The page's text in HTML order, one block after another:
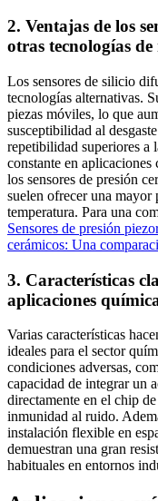
2. Ventajas de los
otras tecnologías
Los sensores de silicio
tecnologías alternativas.
piezas móviles, lo que
susceptibilidad al
repetibilidad superiores a
constante en
los sensores de presión
suelen ofrecer una mayor
temperatura. Para una
Sensores de presión
cerámicos: Una
3. Características
aplicaciones
Varias características
ideales para el sector
condiciones adversas,
capacidad de integrar un
directamente en el chip
inmunidad al ruido.
instalación flexible en
demuestran una gran
habituales en entornos